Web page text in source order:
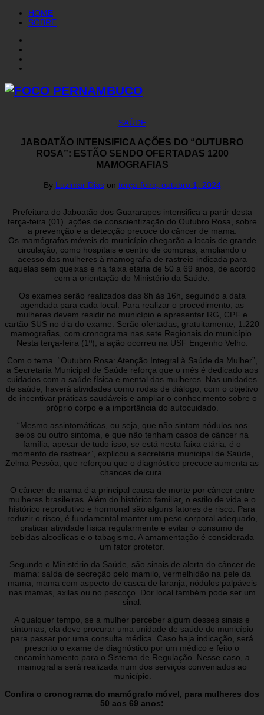
HOME
SOBRE
SAÚDE
JABOATÃO INTENSIFICA AÇÕES DO “OUTUBRO
ROSA”: ESTÃO SENDO OFERTADAS 1200
MAMOGRAFIAS
By Luzimar Dias on terça-feira, outubro 1, 2024
Prefeitura do Jaboatão dos Guararapes intensifica a partir desta
terça-feira (01) ações de conscientização do Outubro Rosa, sobre
a prevenção e a detecção precoce do câncer de mama.
Os mamógrafos móveis do município chegarão a locais de grande
circulação, como hospitais e centro de compras, ampliando o
acesso das mulheres à mamografia de rastreio indicada para
aquelas sem queixas e na faixa etária de 50 a 69 anos, de acordo
com a orientação do Ministério da Saúde.
Os exames serão realizados das 8h às 16h, seguindo a data
agendada para cada local. Para realizar o procedimento, as
mulheres devem residir no município e apresentar RG, CPF e
cartão SUS no dia do exame. Serão ofertadas, gratuitamente, 1.220
mamografias, com cronograma nas sete Regionais do município.
Nesta terça-feira (1º), a ação ocorreu na USF Engenho Velho.
Com o tema “Outubro Rosa: Atenção Integral à Saúde da Mulher”,
a Secretaria Municipal de Saúde reforça que o mês é dedicado aos
cuidados com a saúde física e mental das mulheres. Nas unidades
de saúde, haverá atividades como rodas de diálogo, com o objetivo
de incentivar práticas saudáveis e ampliar o conhecimento sobre o
próprio corpo e a importância do autocuidado.
“Mesmo assintomáticas, ou seja, que não sintam nódulos nos
seios ou outro sintoma, e que não tenham casos de câncer na
família, apesar de tudo isso, se está nesta faixa etária, é o
momento de rastrear”, explicou a secretária municipal de Saúde,
Zelma Pessôa, que reforçou que o diagnóstico precoce aumenta as
chances de cura.
O câncer de mama é a principal causa de morte por câncer entre
mulheres brasileiras. Além do histórico familiar, o estilo de vida e o
histórico reprodutivo e hormonal são alguns fatores de risco. Para
reduzir o risco, é fundamental manter um peso corporal adequado,
praticar atividade física regularmente e evitar o consumo de
bebidas alcoólicas e o tabagismo. A amamentação é considerada
um fator protetor.
Segundo o Ministério da Saúde, são sinais de alerta do câncer de
mama: saída de secreção pelo mamilo, vermelhidão na pele da
mama, mama com aspecto de casca de laranja, nódulos palpáveis
nas mamas, axilas ou no pescoço. Dor local também pode ser um
sinal.
A qualquer tempo, se a mulher perceber algum desses sinais e
sintomas, ela deve procurar uma unidade de saúde do município
para passar por uma consulta médica. Caso haja indicação, será
prescrito o exame de diagnóstico por um médico e feito o
encaminhamento para o Sistema de Regulação. Nesse caso, a
mamografia será realizada num dos serviços conveniados ao
município.
Confira o cronograma do mamógrafo móvel, para mulheres dos
50 aos 69 anos: